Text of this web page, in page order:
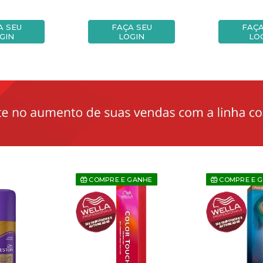
SEU
FAÇA SEU
LOGIN
COMPRE E GANHE COMPRE E